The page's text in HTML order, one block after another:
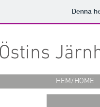
Denna
HEM/HOME